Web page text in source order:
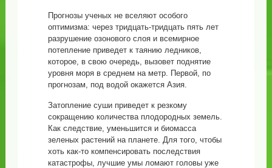
Прогнозы ученых не вселяют особого
оптимизма: через тридцать-тридцать пять лет
разрушение озонового слоя и всемирное
потепление приведет к таянию ледников,
которое, в свою очередь, вызовет поднятие
уровня моря в среднем на метр. Первой, по
прогнозам, под водой окажется Азия.
Затопление суши приведет к резкому
сокращению количества плодородных земель.
Как следствие, уменьшится и биомасса
зеленых растений на планете. Для того, чтобы
хоть как-то компенсировать последствия
катастрофы, лучшие умы ломают головы уже